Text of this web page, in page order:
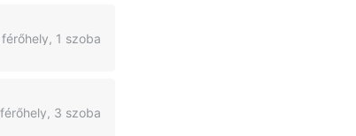
1 szoba
3 szoba